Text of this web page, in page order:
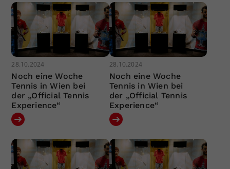
28.10.2024
Noch eine Woche
Tennis in Wien bei
der „Official Tennis
Experience“
28.10.2024
Noch eine Woche
Tennis in Wien bei
der „Official Tennis
Experience“